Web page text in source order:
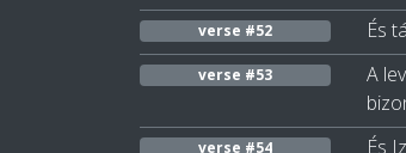
verse #52 És
verse #53
A
verse #54 És